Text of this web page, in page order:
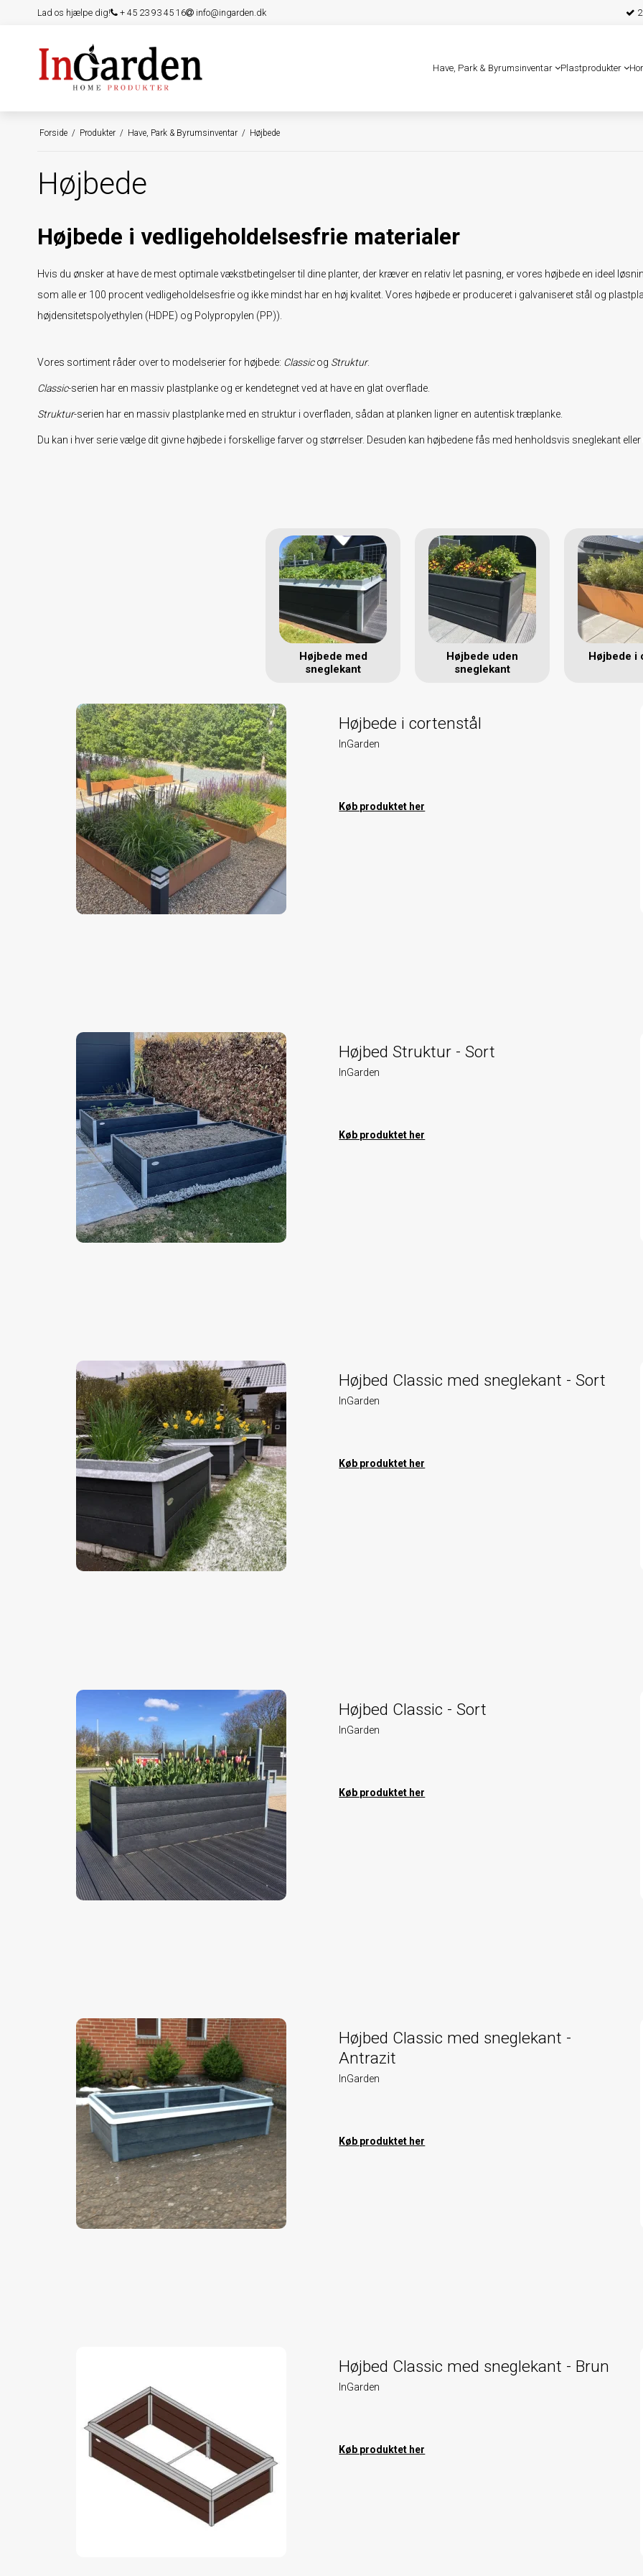
Lad os hjælpe dig! + 45 23 93 45 16 info@ingarden.dk
Have, Park & Byrumsinventar Plastprodukter
Forside / Produkter / Have, Park & Byrumsinventar / Højbede
Højbede
Højbede i vedligeholdelsesfrie materialer
Hvis du ønsker at have de mest optimale vækstbetingelser til dine planter, der kræver en relativ let pasning, er vores højbede en ideel
som alle er 100 procent vedligeholdelsesfrie og ikke mindst har en høj kvalitet. Vores højbede er produceret i galvaniseret stål og
højdensitetspolyethylen (HDPE) og Polypropylen (PP)).
Vores sortiment råder over to modelserier for højbede: Classicog Struktur.
Classic-serien har en massiv plastplanke og er kendetegnet ved at have en glat overflade.
Struktur-serien har en massiv plastplanke med en struktur i overfladen, sådan at planken ligner en autentisk træplanke.
Du kan i hver serie vælge dit givne højbede i forskellige farver og størrelser. Desuden kan højbedene fås med henholdsvis sneglekant eller
Højbede med
sneglekant
Højbede uden
sneglekant
Højbede i
Højbede i cortenstål
InGarden
Køb produktet her
Højbed Struktur - Sort
InGarden
Køb produktet her
Højbed Classic med sneglekant - Sort
InGarden
Køb produktet her
Højbed Classic - Sort
InGarden
Køb produktet her
Højbed Classic med sneglekant -
Antrazit
InGarden
Køb produktet her
Højbed Classic med sneglekant - Brun
InGarden
Køb produktet her